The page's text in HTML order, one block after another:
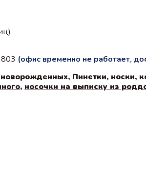
(офис временно не работает,
, Пинетки, носки,
, носочки на выписку из